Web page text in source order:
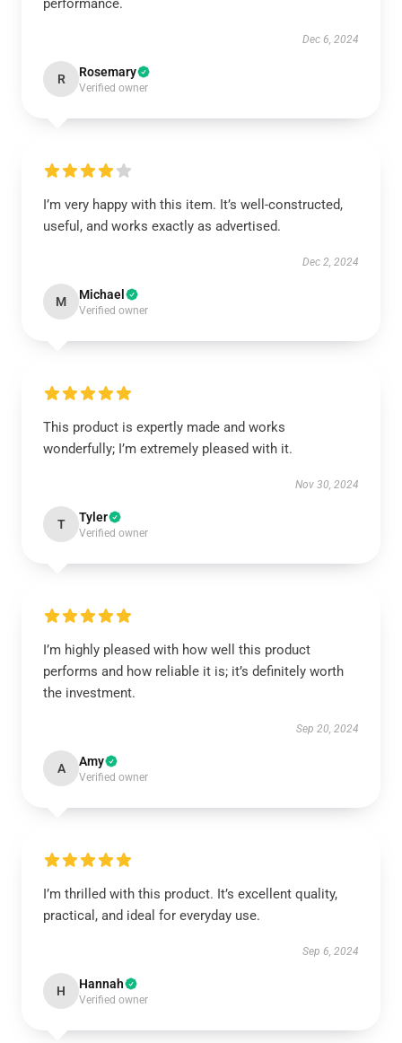
performance.
Dec 6, 2024
R Rosemary
Verified owner
I’m very happy with this item. It’s well-constructed,
useful, and works exactly as advertised.
Dec 2, 2024
M Michael
Verified owner
This product is expertly made and works
wonderfully; I’m extremely pleased with it.
Nov 30, 2024
T Tyler
Verified owner
I’m highly pleased with how well this product
performs and how reliable it is; it’s definitely worth
the investment.
Sep 20, 2024
A Amy
Verified owner
I’m thrilled with this product. It’s excellent quality,
practical, and ideal for everyday use.
Sep 6, 2024
H Hannah
Verified owner